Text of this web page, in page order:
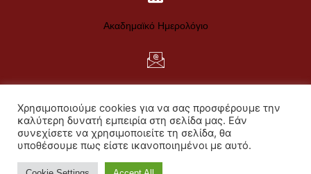
Ακαδημαϊκό Ημερολόγιο
Πολιτική Απορρήτου
Πολιτική για τα Cookies
Προσωπικά Δεδομένα
Χρησιμοποιούμε cookies για να σας προσφέρουμε την
καλύτερη δυνατή εμπειρία στη σελίδα μας. Εάν
συνεχίσετε να χρησιμοποιείτε τη σελίδα, θα
υποθέσουμε πως είστε ικανοποιημένοι με αυτό.